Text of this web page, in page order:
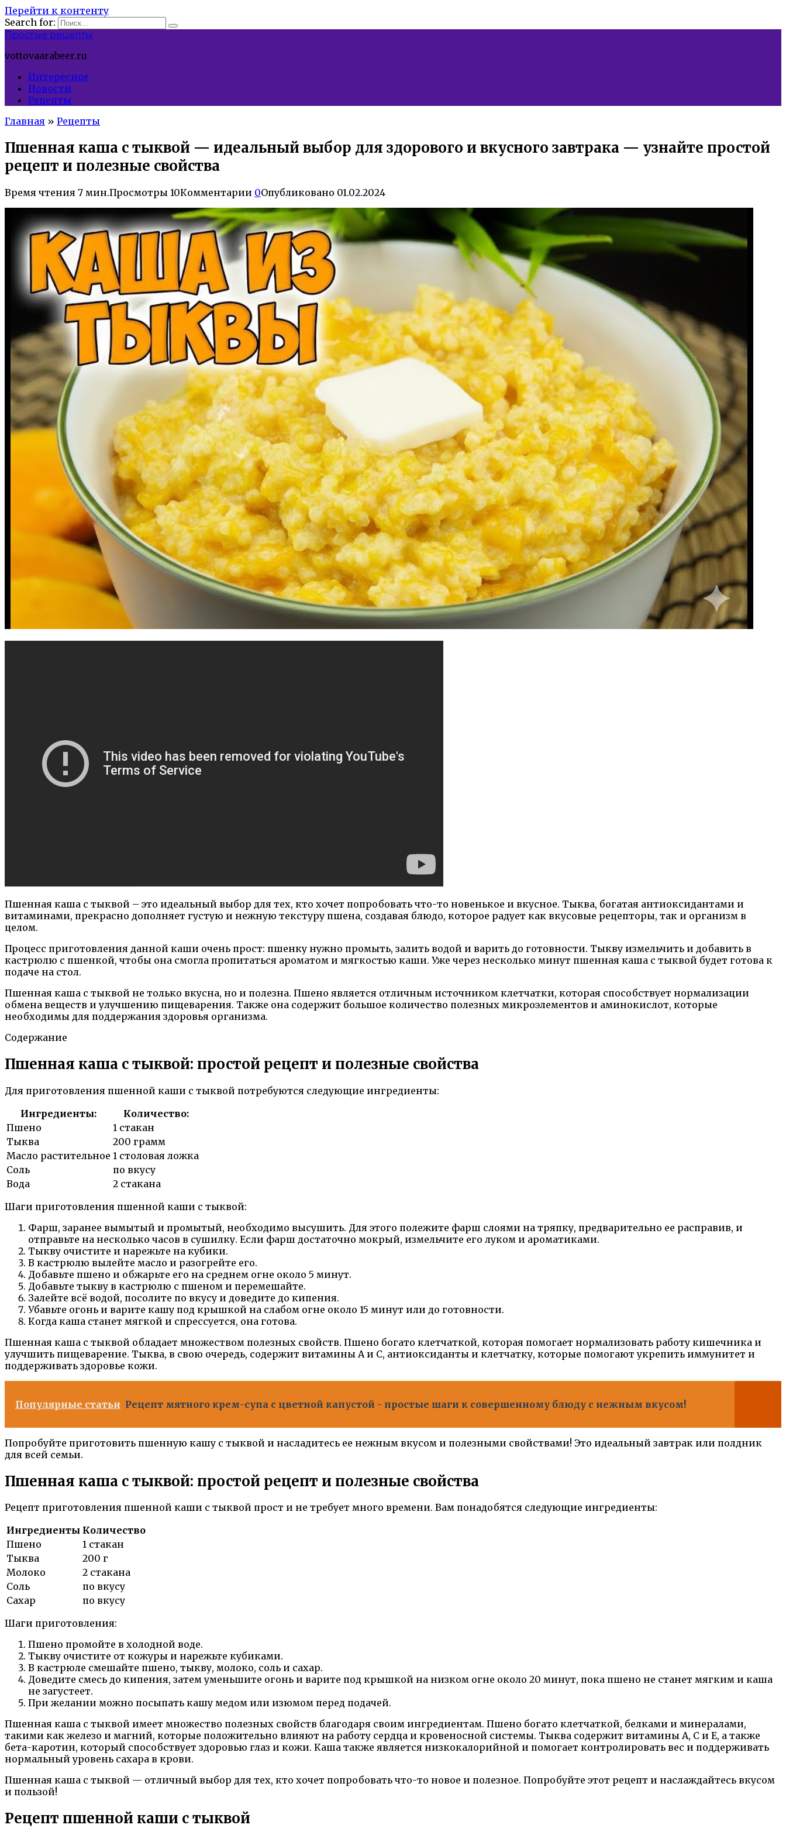
Перейти к контенту
Search for:
Простые рецепты
vottovaarabeer.ru
Интересное
Новости
Рецепты
Главная » Рецепты
Пшенная каша с тыквой — идеальный выбор для здорового и вкусного завтрака — узнайте простой
рецепт и полезные свойства
Время чтения 7 мин.Просмотры 10Комментарии 0Опубликовано 01.02.2024
Пшенная каша с тыквой – это идеальный выбор для тех, кто хочет попробовать что-то новенькое и вкусное. Тыква, богатая антиоксидантами и
витаминами, прекрасно дополняет густую и нежную текстуру пшена, создавая блюдо, которое радует как вкусовые рецепторы, так и организм в
целом.
Процесс приготовления данной каши очень прост: пшенку нужно промыть, залить водой и варить до готовности. Тыкву измельчить и добавить в
кастрюлю с пшенкой, чтобы она смогла пропитаться ароматом и мягкостью каши. Уже через несколько минут пшенная каша с тыквой будет готова к
подаче на стол.
Пшенная каша с тыквой не только вкусна, но и полезна. Пшено является отличным источником клетчатки, которая способствует нормализации
обмена веществ и улучшению пищеварения. Также она содержит большое количество полезных микроэлементов и аминокислот, которые
необходимы для поддержания здоровья организма.
Содержание
Пшенная каша с тыквой: простой рецепт и полезные свойства
Для приготовления пшенной каши с тыквой потребуются следующие ингредиенты:
Ингредиенты:
Количество:
Пшено
1 стакан
Тыква
200 грамм
Масло растительное 1 столовая ложка
Соль
по вкусу
Вода
2 стакана
Шаги приготовления пшенной каши с тыквой:
Фарш, заранее вымытый и промытый, необходимо высушить. Для этого полежите фарш слоями на тряпку, предварительно ее расправив, и
отправьте на несколько часов в сушилку. Если фарш достаточно мокрый, измельчите его луком и ароматиками.
Тыкву очистите и нарежьте на кубики.
В кастрюлю вылейте масло и разогрейте его.
Добавьте пшено и обжарьте его на среднем огне около 5 минут.
Добавьте тыкву в кастрюлю с пшеном и перемешайте.
Залейте всё водой, посолите по вкусу и доведите до кипения.
Убавьте огонь и варите кашу под крышкой на слабом огне около 15 минут или до готовности.
Когда каша станет мягкой и спрессуется, она готова.
Пшенная каша с тыквой обладает множеством полезных свойств. Пшено богато клетчаткой, которая помогает нормализовать работу кишечника и
улучшить пищеварение. Тыква, в свою очередь, содержит витамины А и С, антиоксиданты и клетчатку, которые помогают укрепить иммунитет и
поддерживать здоровье кожи.
Популярные статьи Рецепт мятного крем-супа с цветной капустой - простые шаги к совершенному блюду с нежным вкусом!
Попробуйте приготовить пшенную кашу с тыквой и насладитесь ее нежным вкусом и полезными свойствами! Это идеальный завтрак или полдник
для всей семьи.
Пшенная каша с тыквой: простой рецепт и полезные свойства
Рецепт приготовления пшенной каши с тыквой прост и не требует много времени. Вам понадобятся следующие ингредиенты:
Ингредиенты Количество
Пшено
1 стакан
Тыква
200 г
Молоко
2 стакана
Соль
по вкусу
Сахар
по вкусу
Шаги приготовления:
Пшено промойте в холодной воде.
Тыкву очистите от кожуры и нарежьте кубиками.
В кастрюле смешайте пшено, тыкву, молоко, соль и сахар.
Доведите смесь до кипения, затем уменьшите огонь и варите под крышкой на низком огне около 20 минут, пока пшено не станет мягким и каша
не загустеет.
При желании можно посыпать кашу медом или изюмом перед подачей.
Пшенная каша с тыквой имеет множество полезных свойств благодаря своим ингредиентам. Пшено богато клетчаткой, белками и минералами,
такими как железо и магний, которые положительно влияют на работу сердца и кровеносной системы. Тыква содержит витамины А, С и Е, а также
бета-каротин, который способствует здоровью глаз и кожи. Каша также является низкокалорийной и помогает контролировать вес и поддерживать
нормальный уровень сахара в крови.
Пшенная каша с тыквой — отличный выбор для тех, кто хочет попробовать что-то новое и полезное. Попробуйте этот рецепт и наслаждайтесь вкусом
и пользой!
Рецепт пшенной каши с тыквой